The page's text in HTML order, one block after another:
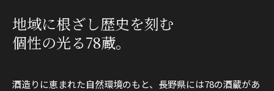
地域に根ざし歴史を刻む
個性の光る78蔵。
酒造りに恵まれた自然環境のもと、長野県には78の酒蔵があ